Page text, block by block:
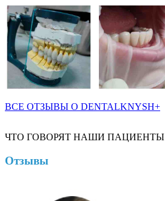
ВСЕ ОТЗЫВЫ О DENTALKNYSH+
ЧТО ГОВОРЯТ НАШИ ПАЦИЕНТЫ
Отзывы